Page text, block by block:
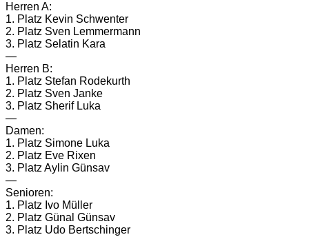
Herren A:
1. Platz Kevin Schwenter
2. Platz Sven Lemmermann
3. Platz Selatin Kara
—
Herren B:
1. Platz Stefan Rodekurth
2. Platz Sven Janke
3. Platz Sherif Luka
—
Damen:
1. Platz Simone Luka
2. Platz Eve Rixen
3. Platz Aylin Günsav
—
Senioren:
1. Platz Ivo Müller
2. Platz Günal Günsav
3. Platz Udo Bertschinger